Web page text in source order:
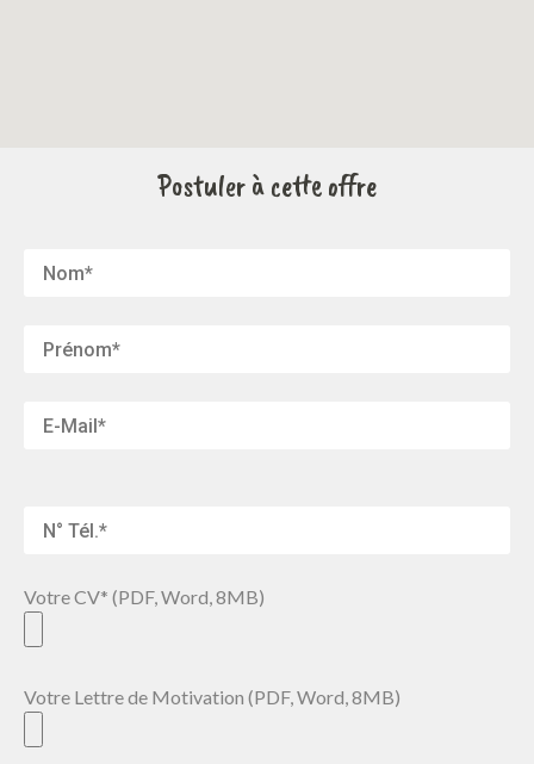
Postuler à cette offre
Votre CV* (PDF, Word, 8MB)
Votre Lettre de Motivation (PDF, Word, 8MB)